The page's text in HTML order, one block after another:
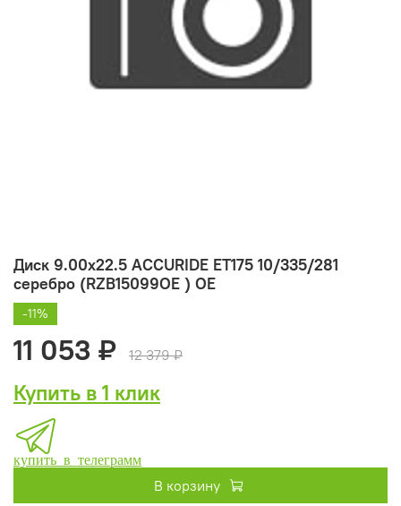
Диск 9.00x22.5 ACCURIDE ET175 10/335/281
серебро (RZB15099OE ) ОЕ
-11%
11 053 ₽ 12 379 ₽
Купить в 1 клик
купить в телеграмм
В корзину